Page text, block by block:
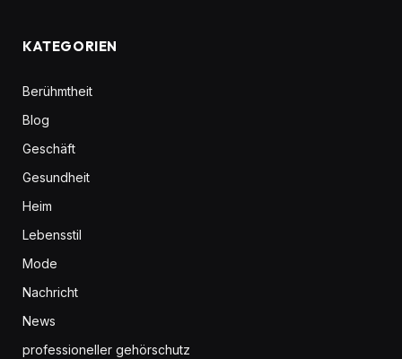
KATEGORIEN
Berühmtheit
Blog
Geschäft
Gesundheit
Heim
Lebensstil
Mode
Nachricht
News
professioneller gehörschutz